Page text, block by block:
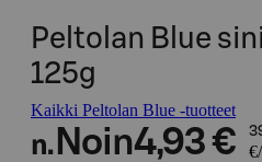
Peltolan Blue
125g
Kaikki Peltolan Blue -tuotteet
n. Noin4,93 €